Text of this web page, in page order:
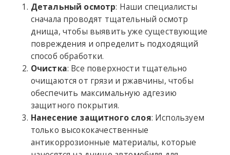
Детальный осмотр: Наши специалисты
сначала проводят тщательный осмотр
днища, чтобы выявить уже существующие
повреждения и определить подходящий
способ обработки.
Очистка: Все поверхности тщательно
очищаются от грязи и ржавчины, чтобы
обеспечить максимальную адгезию
защитного покрытия.
Нанесение защитного слоя: Используем
только высококачественные
антикоррозионные материалы, которые